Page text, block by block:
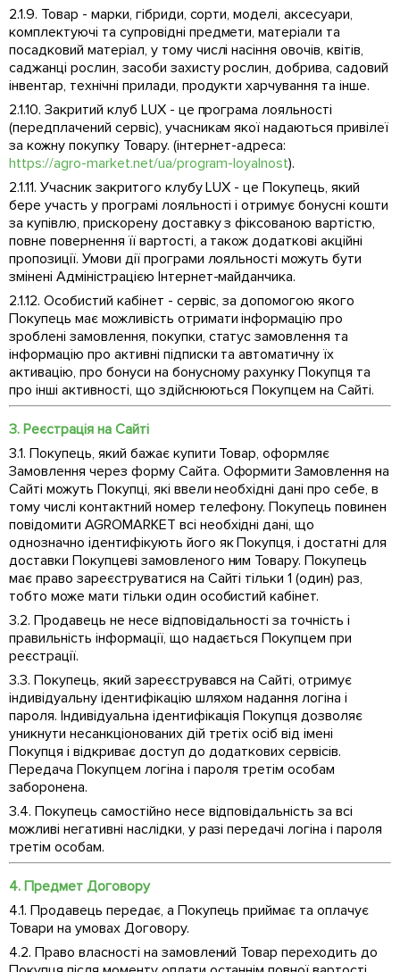
2.1.9. Товар - марки, гібриди, сорти, моделі, аксесуари,
комплектуючі та супровідні предмети, матеріали та
посадковий матеріал, у тому числі насіння овочів, квітів,
саджанці рослин, засоби захисту рослин, добрива, садовий
інвентар, технічні прилади, продукти харчування та інше.
2.1.10. Закритий клуб LUX - це програма лояльності
(передплачений сервіс), учасникам якої надаються привілеї
за кожну покупку Товару. (інтернет-адреса:
https://agro-market.net/ua/program-loyalnost).
2.1.11. Учасник закритого клубу LUX - це Покупець, який
бере участь у програмі лояльності і отримує бонусні кошти
за купівлю, прискорену доставку з фіксованою вартістю,
повне повернення її вартості, а також додаткові акційні
пропозиції. Умови дії програми лояльності можуть бути
змінені Адміністрацією Інтернет-майданчика.
2.1.12. Особистий кабінет - сервіс, за допомогою якого
Покупець має можливість отримати інформацію про
зроблені замовлення, покупки, статус замовлення та
інформацію про активні підписки та автоматичну їх
активацію, про бонуси на бонусному рахунку Покупця та
про інші активності, що здійснюються Покупцем на Сайті.
3. Реєстрація на Сайті
3.1. Покупець, який бажає купити Товар, оформляє
Замовлення через форму Сайта. Оформити Замовлення на
Сайті можуть Покупці, які ввели необхідні дані про себе, в
тому числі контактний номер телефону. Покупець повинен
повідомити AGROMARKET всі необхідні дані, що
однозначно ідентифікують його як Покупця, і достатні для
доставки Покупцеві замовленого ним Товару. Покупець
має право зареєструватися на Сайті тільки 1 (один) раз,
тобто може мати тільки один особистий кабінет.
3.2. Продавець не несе відповідальності за точність і
правильність інформації, що надається Покупцем при
реєстрації.
3.3. Покупець, який зареєструвався на Сайті, отримує
індивідуальну ідентифікацію шляхом надання логіна і
пароля. Індивідуальна ідентифікація Покупця дозволяє
уникнути несанкціонованих дій третіх осіб від імені
Покупця і відкриває доступ до додаткових сервісів.
Передача Покупцем логіна і пароля третім особам
заборонена.
3.4. Покупець самостійно несе відповідальність за всі
можливі негативні наслідки, у разі передачі логіна і пароля
третім особам.
4. Предмет Договору
4.1. Продавець передає, а Покупець приймає та оплачує
Товари на умовах Договору.
4.2. Право власності на замовлений Товар переходить до